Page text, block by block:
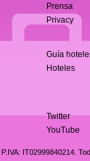
Prensa
Privacy
Guía
Hoteles
Twitter
YouTube
P.IVA: IT02999840214.